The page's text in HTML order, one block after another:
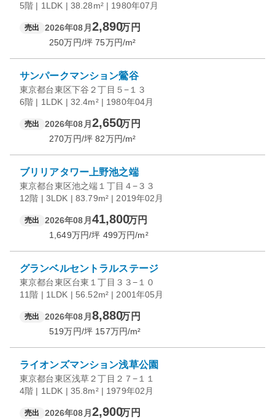
5階 | 1LDK | 38.28m² | 1980年07月
売出 2026年08月 2,890万円
250万円/坪 75万円/m²
サンパークマンション鶯谷
東京都台東区下谷２丁目５−１３
6階 | 1LDK | 32.4m² | 1980年04月
売出 2026年08月 2,650万円
270万円/坪 82万円/m²
ブリリアタワー上野池之端
東京都台東区池之端１丁目４−３３
12階 | 3LDK | 83.79m² | 2019年02月
売出 2026年08月 41,800万円
1,649万円/坪 499万円/m²
グランベルセントラルステージ
東京都台東区台東１丁目３３−１０
11階 | 1LDK | 56.52m² | 2001年05月
売出 2026年08月 8,880万円
519万円/坪 157万円/m²
ライオンズマンション浅草公園
東京都台東区浅草２丁目２７−１１
4階 | 1LDK | 35.8m² | 1979年02月
売出 2026年08月 2,900万円